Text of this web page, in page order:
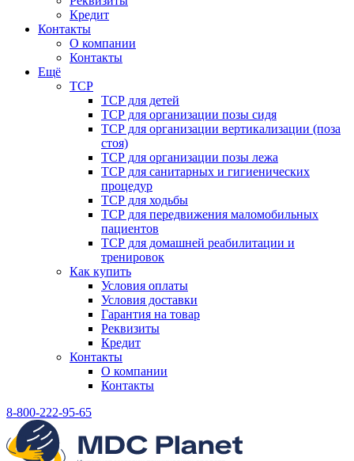
Кредит
Контакты
О компании
Контакты
Ещё
ТСР
ТСР для детей
ТСР для организации позы сидя
ТСР для организации вертикализации (поза
стоя)
ТСР для организации позы лежа
ТСР для санитарных и гигиенических
процедур
ТСР для ходьбы
ТСР для передвижения маломобильных
пациентов
ТСР для домашней реабилитации и
тренировок
Как купить
Условия оплаты
Условия доставки
Гарантия на товар
Реквизиты
Кредит
Контакты
О компании
Контакты
8-800-222-95-65